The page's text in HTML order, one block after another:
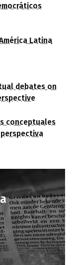
Latina
debates on
conceptuales